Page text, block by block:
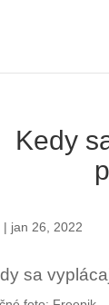
Kedy
| jan 26, 2022